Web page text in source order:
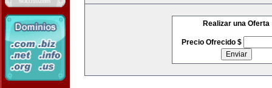
Realizar una Oferta
Precio Ofrecido $